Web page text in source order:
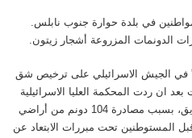
في بلدة حوارة جنوب نابلس.
الدونمات المزروعة أشجار زيتون.
في الجيش الاسرائيلي على ترخيص شق
ان ردت المحكمة العليا الاسرائيلية
الأسبوع الماضي الالتماس الذي تقدم به أهالي البلدة ضد شق هذا الطريق، بسبب مصادرة 104 دونم من أراضي
المستوطنين تحت مبررات الابتعاد عن